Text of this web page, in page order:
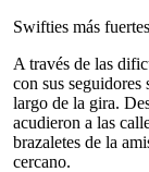
Swifties más
A través de las
con sus
largo de la gira.
acudieron a las
brazaletes de la
cercano.